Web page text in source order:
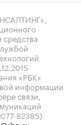
средства
«РБК»
информации
связи,
82385)